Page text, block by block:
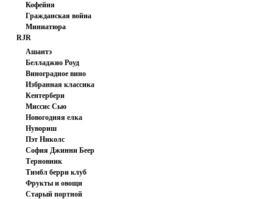
Кофейня
Гражданская война
Миниатюра
RJR
Ашантэ
Белладжио Роуд
Виноградное вино
Избранная классика
Кентербери
Хасегаева
Миссис Сью
Новогодняя елка
Нувориш
Пэт Николс
София Джинни Беер
Терновник
Тимбл берри клуб
Фрукты и овощи
Старый портной